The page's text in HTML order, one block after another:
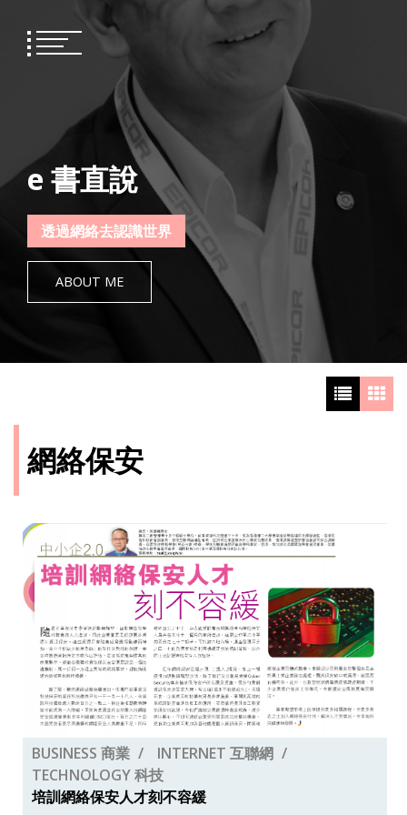
content
e 書直說
透過網絡去認識世界
ABOUT ME
網絡保安
BUSINESS 商業
INTERNET 互聯網
TECHNOLOGY 科技
培訓網絡保安人才刻不容緩